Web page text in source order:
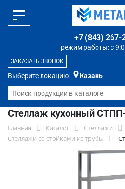
Выберите локацию: Казань
режим работы: с
+7 (843) 267-
ЗАКАЗАТЬ ЗВОНОК
Стеллаж кухонный
Главная Каталог Стеллажи
Стеллажи со стойками из трубы